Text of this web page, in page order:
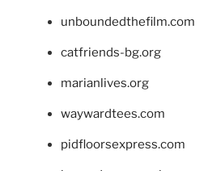
unboundedthefilm.com
catfriends-bg.org
marianlives.org
waywardtees.com
pidfloorsexpress.com